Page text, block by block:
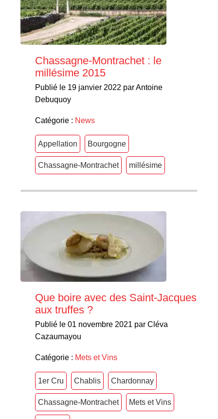
Chassagne-Montrachet : le
millésime 2015
Publié le 19 janvier 2022 par Antoine
Debuquoy
Catégorie : News
Appellation Bourgogne
Chassagne-Montrachet millésime
Que boire avec des Saint-Jacques
aux truffes ?
Publié le 01 novembre 2021 par Cléva
Cazaumayou
Catégorie : Mets et Vins
1er Cru Chablis Chardonnay
Chassagne-Montrachet Mets et Vins